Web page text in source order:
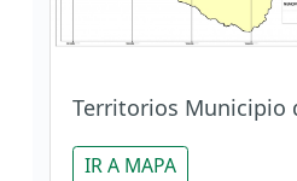
Territorios Municipio
IR A MAPA